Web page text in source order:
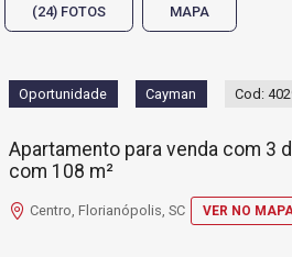
(24) FOTOS MAPA
Oportunidade Cayman Cod:
Apartamento para venda com 3
com 108 m²
Centro, Florianópolis, SC VER NO